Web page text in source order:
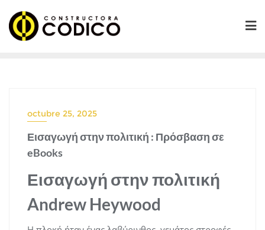
contenido
octubre 25, 2025
Εισαγωγή στην πολιτική : Πρόσβαση σε
eBooks
Εισαγωγή στην πολιτική
Andrew Heywood